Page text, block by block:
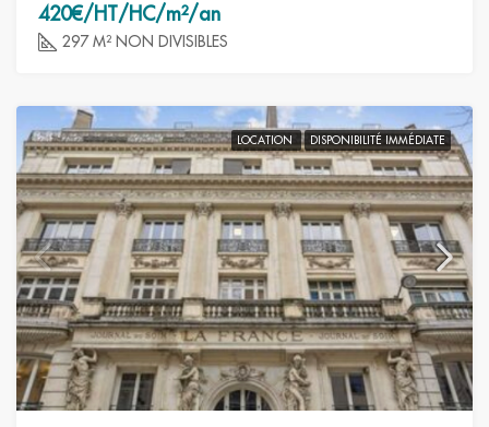
420€/HT/HC/m²/an
297 M² NON DIVISIBLES
LOCATION DISPONIBILITÉ IMMÉDIATE